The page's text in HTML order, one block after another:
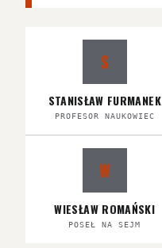
S
STANISŁAW FURMANEK
PROFESOR NAUKOWIEC
W
WIESŁAW ROMAŃSKI
POSEŁ NA SEJM